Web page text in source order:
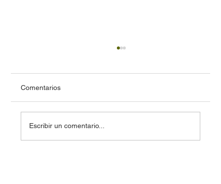
Comentarios
Escribir un comentario...